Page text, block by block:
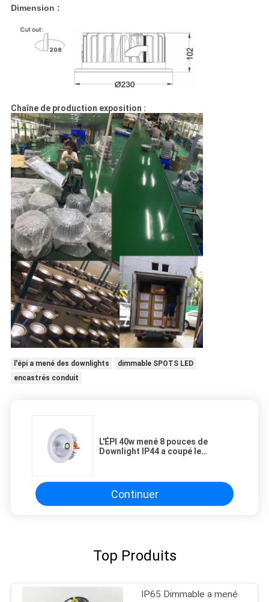
Dimension :
Chaîne de production exposition :
l'épi a mené des downlights
dimmable SPOTS LED
encastrés conduit
L'ÉPI 40w mené 8 pouces de
Downlight IP44 a coupé le
Continuer
Top Produits
IP65 Dimmable a mené